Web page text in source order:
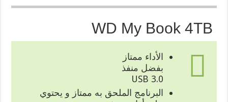
WD My Book 4TB
الأداء ممتاز
بفضل منفذ
USB 3.0
البرنامج الملحق به ممتاز و يحتوي